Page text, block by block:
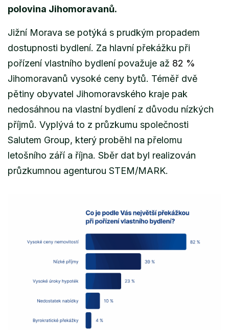
polovina Jihomoravanů.
Jižní Morava se potýká s prudkým propadem
dostupnosti bydlení. Za hlavní překážku při
pořízení vlastního bydlení považuje až 82 %
Jihomoravanů vysoké ceny bytů. Téměř dvě
pětiny obyvatel Jihomoravského kraje pak
nedosáhnou na vlastní bydlení z důvodu nízkých
příjmů. Vyplývá to z průzkumu společnosti
Salutem Group, který proběhl na přelomu
letošního září a října. Sběr dat byl realizován
průzkumnou agenturou STEM/MARK.